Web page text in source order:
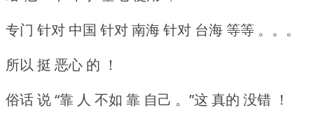
专门 针对 中国 针对 南海 针对 台海 等等 。。。
所以 挺 恶心 的 ！
俗话 说 “靠 人 不如 靠 自己 。”这 真的 没错 ！